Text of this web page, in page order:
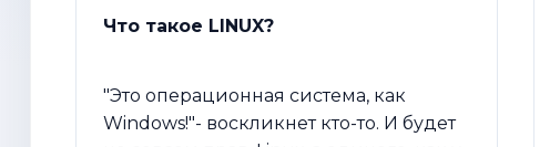
Что такое LINUX?
"Это операционная система, как
Windows!"- воскликнет кто-то. И будет